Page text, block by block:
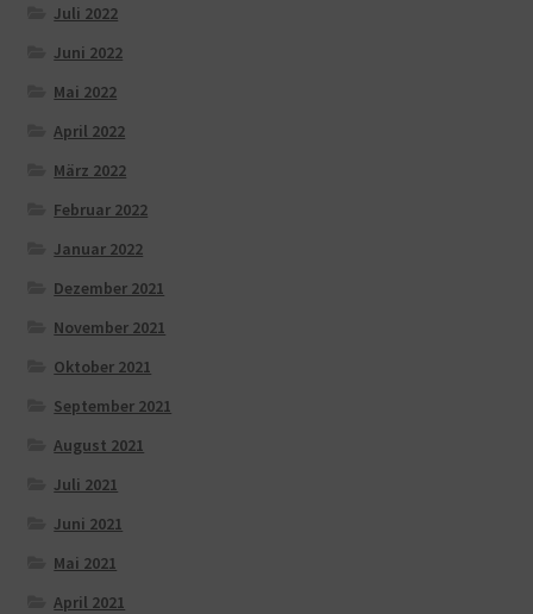
Juli 2022
Juni 2022
Mai 2022
April 2022
März 2022
Februar 2022
Januar 2022
Dezember 2021
November 2021
Oktober 2021
September 2021
August 2021
Juli 2021
Juni 2021
Mai 2021
April 2021